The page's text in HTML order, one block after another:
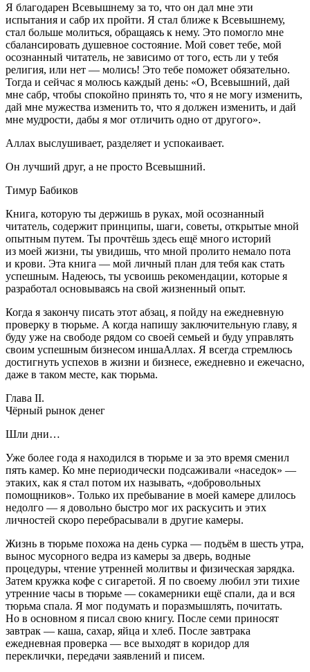
Я благодарен Всевышнему за то, что он дал мне эти
испытания и сабр их пройти. Я стал ближе к Всевышнему,
стал больше молиться, обращаясь к нему. Это помогло мне
сбалансировать душевное состояние. Мой совет тебе, мой
осознанный читатель, не зависимо от того, есть ли у тебя
религия, или нет — молись! Это тебе поможет обязательно.
Тогда и сейчас я молюсь каждый день: «О, Всевышний, дай
мне сабр, чтобы спокойно принять то, что я не могу изменить,
дай мне мужества изменить то, что я должен изменить, и дай
мне мудрости, дабы я мог отличить одно от другого».
Аллах выслушивает, разделяет и успокаивает.
Он лучший друг, а не просто Всевышний.
Тимур Бабиков
Книга, которую ты держишь в руках, мой осознанный
читатель, содержит принципы, шаги, советы, открытые мной
опытным путем. Ты прочтёшь здесь ещё много историй
из моей жизни, ты увидишь, что мной пролито немало пота
и крови. Эта книга — мой личный план для тебя как стать
успешным. Надеюсь, ты усвоишь рекомендации, которые я
разработал основываясь на свой жизненный опыт.
Когда я закончу писать этот абзац, я пойду на ежедневную
проверку в тюрьме. А когда напишу заключительную главу, я
буду уже на свободе рядом со своей семьей и буду управлять
своим успешным бизнесом иншаАллах. Я всегда стремлюсь
достигнуть успехов в жизни и бизнесе, ежедневно и ежечасно,
даже в таком месте, как тюрьма.
Глава II.
Чёрный рынок денег
Шли дни…
Уже более года я находился в тюрьме и за это время сменил
пять камер. Ко мне периодически подсаживали «наседок» —
этаких, как я стал потом их называть, «добровольных
помощников». Только их пребывание в моей камере длилось
недолго — я довольно быстро мог их раскусить и этих
личностей скоро перебрасывали в другие камеры.
Жизнь в тюрьме похожа на день сурка — подъём в шесть утра,
вынос мусорного ведра из камеры за дверь, водные
процедуры, чтение утренней молитвы и физическая зарядка.
Затем кружка кофе с сигаретой. Я по своему любил эти тихие
утренние часы в тюрьме — сокамерники ещё спали, да и вся
тюрьма спала. Я мог подумать и поразмышлять, почитать.
Но в основном я писал свою книгу. После семи приносят
завтрак — каша, сахар, яйца и хлеб. После завтрака
ежедневная проверка — все выходят в коридор для
переклички, передачи заявлений и писем.